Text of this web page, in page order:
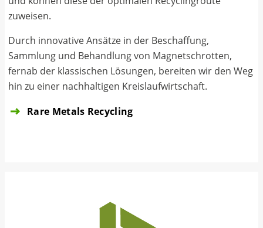
zuweisen.
Durch innovative Ansätze in der Beschaffung,
Sammlung und Behandlung von Magnetschrotten,
fernab der klassischen Lösungen, bereiten wir den Weg
hin zu einer nachhaltigen Kreislaufwirtschaft.
Rare Metals Recycling